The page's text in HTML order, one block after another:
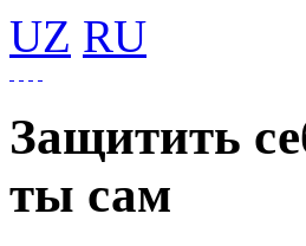
UZ RU
Защитить
ты сам